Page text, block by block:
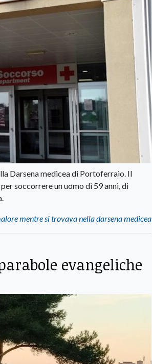
Darsena medicea di Portoferraio. Il
soccorrere un uomo di 59 anni, di
mentre si trovava nella darsena medicea
evangeliche